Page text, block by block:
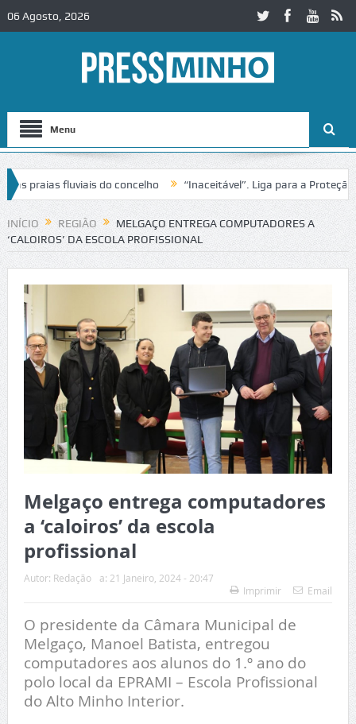
06 Agosto, 2026
Menu
fluviais do concelho “Inaceitável”. Liga para a Proteção da
no IC2 em Alcobaça Igreja do Castelo de Cerveira
INÍCIO REGIÃO
MELGAÇO ENTREGA COMPUTADORES A
‘CALOIROS’ DA ESCOLA PROFISSIONAL
Melgaço entrega computadores
a ‘caloiros’ da escola
profissional
Autor: Redação a: 21 Janeiro, 2024 - 20:47
Imprimir
Email
O presidente da Câmara Municipal de
Melgaço, Manoel Batista, entregou
computadores aos alunos do 1.º ano do
polo local da EPRAMI – Escola Profissional
do Alto Minho Interior.